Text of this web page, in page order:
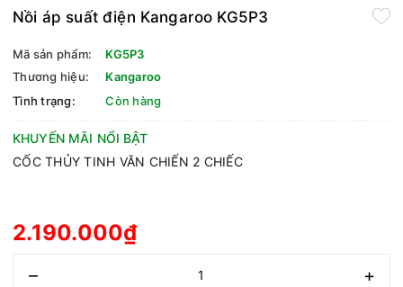
Nồi áp suất điện Kangaroo KG5P3
Mã sản phẩm:
KG5P3
Thương hiệu:
Kangaroo
Tình trạng:
Còn hàng
KHUYẾN MÃI NỔI BẬT
CỐC THỦY TINH VĂN CHIẾN 2 CHIẾC
2.190.000₫
– +